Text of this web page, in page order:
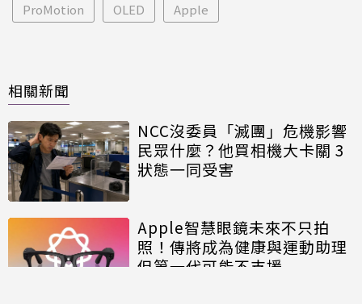
ProMotion OLED Apple
相關新聞
NCC沒委員「滅團」危機影響
民眾什麼？他買相機大卡關 3
狀態一同受害
Apple智慧眼鏡未來不只拍
照！傳將成為健康與運動助理
但第一代可能不支援